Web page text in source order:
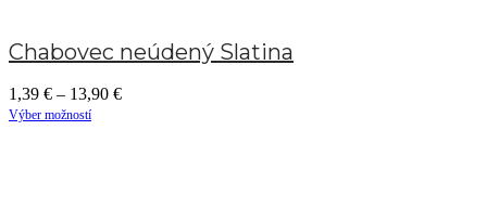
Chabovec neúdený Slatina
1,39 € – 13,90 €
Výber možností